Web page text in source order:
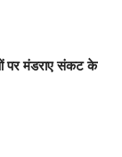
पर मंडराए संकट के